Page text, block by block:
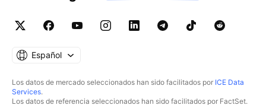
Español
Los datos de mercado seleccionados han sido facilitados por ICE Data
Services.
Los datos de referencia seleccionados han sido facilitados por FactSet.